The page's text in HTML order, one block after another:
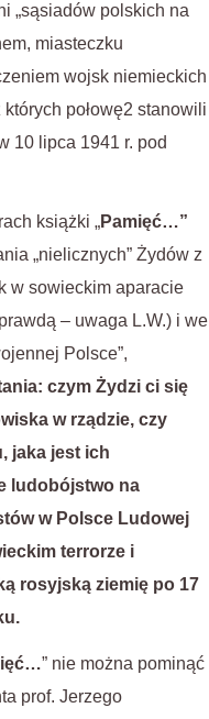
„sąsiadów polskich na
miasteczku
wojsk niemieckich
połowę2 stanowili
10 lipca 1941 r. pod
książki „Pamięć…”
„nielicznych” Żydów z
w sowieckim aparacie
– uwaga L.W.) i we
Polsce”,
czym Żydzi ci się
w rządzie, czy
jaka jest ich
ludobójstwo na
w Polsce Ludowej
terrorze i
rosyjską ziemię po 17
” nie można pominąć
prof. Jerzego